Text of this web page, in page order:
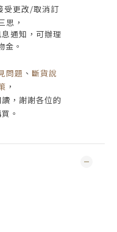
受更改/取消訂
思 ，
通知，可辦理
金。
問題 、 斷貨說
，
，謝謝各位的
。